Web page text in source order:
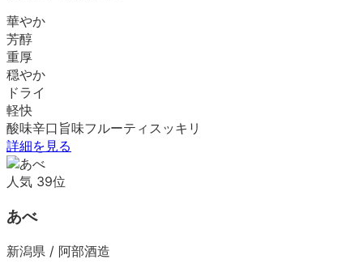
華やか
芳醇
重厚
穏やか
ドライ
軽快
酸味辛口 旨味フルーティ スッキリ
詳細を見る
人気 39位
あべ
新潟県 / 阿部酒造